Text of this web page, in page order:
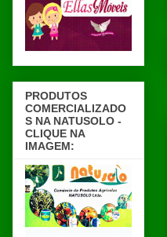
PRODUTOS
COMERCIALIZADO
S NA NATUSOLO -
CLIQUE NA
IMAGEM: